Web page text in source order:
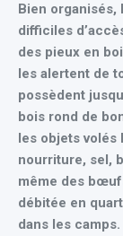
Bien organisés,
difficiles
des pieux en
les alertent de
possèdent
bois rond de
les objets volés
nourriture, sel,
même des
débitée en
dans les